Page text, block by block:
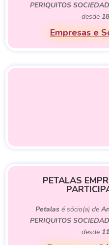
PERIQUITOS
desde
Empresas e
PETALAS
Petalas é sócio(a) de
PERIQUITOS
desde